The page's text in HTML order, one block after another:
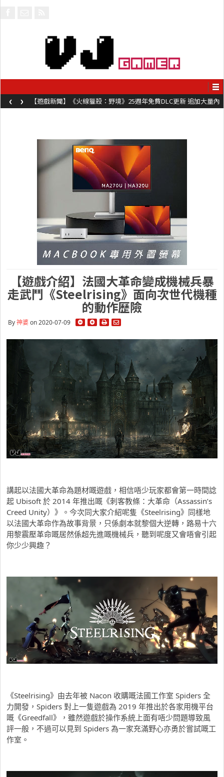
【遊戲新聞】《火線獵殺：野境》25週年免費DLC更新 追加大量內
容同時系舊作限時超平價折扣
‹ ›
【遊戲介紹】法國大革命變成機械兵暴
走武鬥《Steelrising》面向次世代機種
的動作歷險
By神婆on 2020-07-09
講起以法國大革命為題材嘅遊戲，相信唔少玩家都會第一時間諗
起 Ubisoft 於 2014 年推出嘅《刺客教條：大革命（Assassin’s
Creed Unity）》。今次同大家介紹呢隻《Steelrising》同樣地
以法國大革命作為故事背景，只係劇本就黎個大逆轉，路易十六
用黎震壓革命嘅居然係超先進嘅機械兵，聽到呢度又會唔會引起
你少少興趣？
《Steelrising》由去年被 Nacon 收購嘅法國工作室 Spiders 全
力開發，Spiders 對上一隻遊戲為 2019 年推出於各家用機平台
嘅《Greedfall》，雖然遊戲於操作系統上面有唔少問題導致風
評一般，不過可以見到 Spiders 為一家充滿野心亦勇於嘗試嘅工
作室。